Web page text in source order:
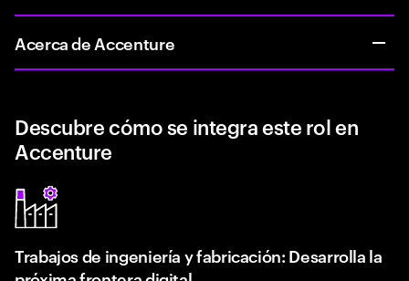
Acerca de Accenture
Descubre cómo se integra este rol en
Accenture
Trabajos de ingeniería y fabricación: Desarrolla la